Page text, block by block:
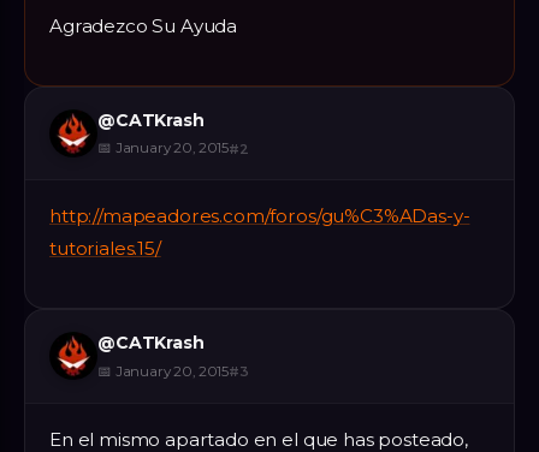
Agradezco Su Ayuda
@CATKrash
📅 January 20, 2015#2
http://mapeadores.com/foros/gu%C3%ADas-y-
tutoriales.15/
@CATKrash
📅 January 20, 2015#3
En el mismo apartado en el que has posteado,